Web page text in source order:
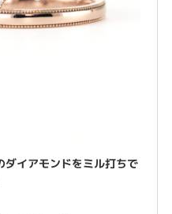
ダイアモンドをミル打ちで